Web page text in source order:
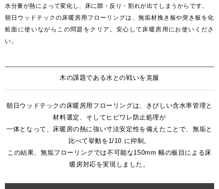
水分量が熱によって変化し、床に隙・反り・割れが出てしまうからです。
朝日ウッドテックの床暖房用フローリングは、無垢材挽き板や突き板を化
粧面に使いながらこの問題をクリア。安心して床暖房用にお使いくださ
い。
木の課題である水との戦いを克服
朝日ウッドテックの床暖房用フローリングは、きびしい含水率管理と
材料選定、そしてヒビワレ防止処理が
一体となって、床暖房の熱に強い寸法安定性を備えたことで、無垢と
比べて挙動を1/10 に抑制。
この結果、無垢フローリングでは不可能な150mm 幅の板目による床
暖房対応を実現しました。